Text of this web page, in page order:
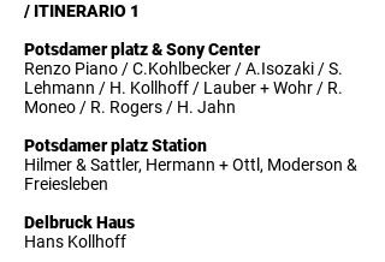
/ ITINERARIO 1
Potsdamer platz & Sony Center
Renzo Piano / C.Kohlbecker / A.Isozaki / S.
Lehmann / H. Kollhoff / Lauber + Wohr / R.
Moneo / R. Rogers / H. Jahn
Potsdamer platz Station
Hilmer & Sattler, Hermann + Ottl, Moderson &
Freiesleben
Delbruck Haus
Hans Kollhoff